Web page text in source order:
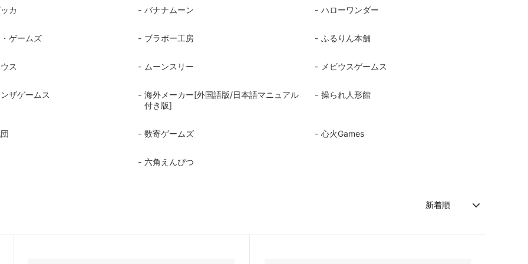
カ バナナムーン ハローワンダー
ゲームズ ブラボー工房 ふるりん本舗
ス ムーンスリー メビウスゲームス
ザゲームス
海外メーカー[外国語版/日本語マニュアル
付き版]
操られ人形館
数寄ゲームズ 心火Games
六角えんぴつ